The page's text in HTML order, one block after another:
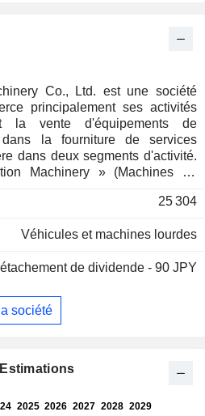
Co., Ltd. est une société
principalement ses activités
la vente d'équipements de
la fourniture de services
dans deux segments d'activité.
Machinery » (Machines de
de très grande taille et
vie complet des machines. Le
la fabrication, la vente et la
25 304
Véhicules et machines lourdes
de dividende - 90 JPY
société